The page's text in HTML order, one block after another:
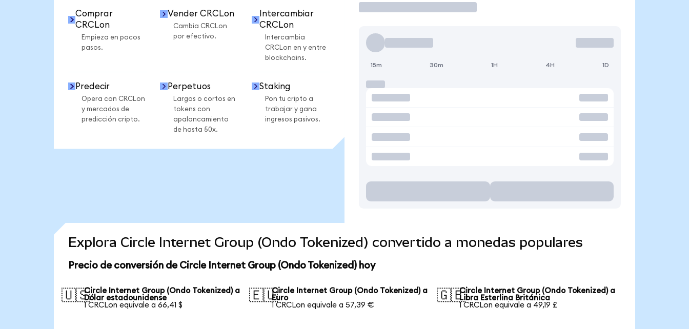
Comprar
CRCLon
Empieza en pocos
pasos.
Vender CRCLon
Cambia CRCLon
por efectivo.
Intercambiar
CRCLon
Intercambia
CRCLon en y entre
blockchains.
Predecir
Opera con CRCLon
y mercados de
predicción cripto.
Perpetuos
Largos o cortos en
tokens con
apalancamiento
de hasta 50x.
Staking
Pon tu cripto a
trabajar y gana
ingresos pasivos.
15m 30m 1H 4H 1D
Explora Circle Internet Group (Ondo Tokenized) convertido a monedas populares
Precio de conversión de Circle Internet Group (Ondo Tokenized) hoy
🇺🇸Circle Internet Group (Ondo Tokenized) a
Dólar estadounidense
1 CRCLon equivale a 66,41 $
🇪🇺Circle Internet Group (Ondo Tokenized) a
Euro
1 CRCLon equivale a 57,39 €
🇬🇧Circle Internet Group (Ondo Tokenized) a
Libra Esterlina Británica
1 CRCLon equivale a 49,19 £